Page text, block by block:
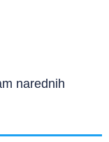
narednih